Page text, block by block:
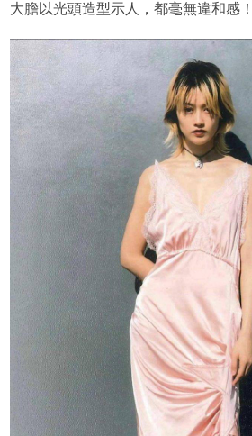
大膽以光頭造型示人，都毫無違和感！